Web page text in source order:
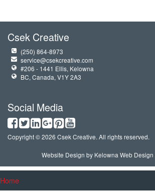
Csek Creative
(250) 864-8973
service@csekcreative.com
#206 - 1441 Ellis, Kelowna
BC, Canada, V1Y 2A3
Social Media
Copyright © 2026 Csek Creative. All rights reserved.
Website Design by Kelowna Web
Home